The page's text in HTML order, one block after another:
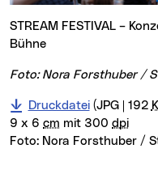
STREAM FESTIVAL – Konzert Night Tapes auf der FM4
Bühne
Foto: Nora Forsthuber /
Druckdatei(JPG | 192
9 x 6 cm mit 300 dpi
Foto: Nora Forsthuber /